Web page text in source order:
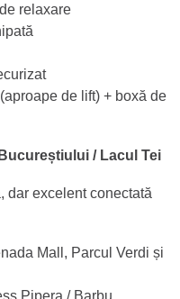
relaxare
de lift) + boxă de
/ Lacul Tei
dar excelent conectată
Mall, Parcul Verdi și
Pipera / Barbu